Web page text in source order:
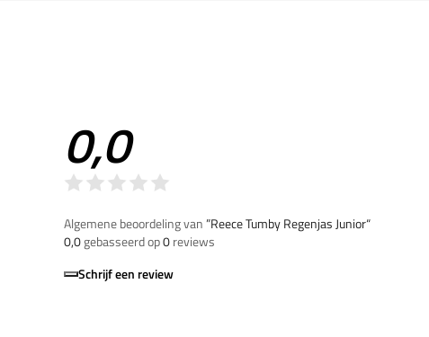
0,0
Algemene beoordeling van”Reece Tumby Regenjas Junior“
0,0gebasseerd op0reviews
Schrijf een review